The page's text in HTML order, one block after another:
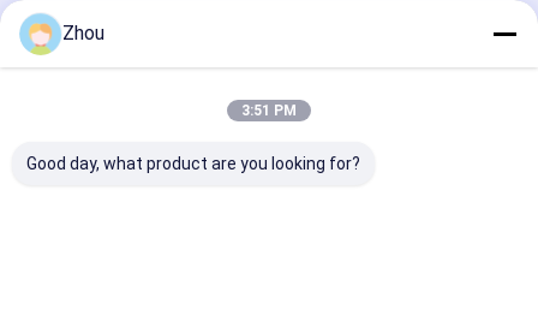
Recommended Products
Zhou
3:51 PM
Good day, what product are you looking for?